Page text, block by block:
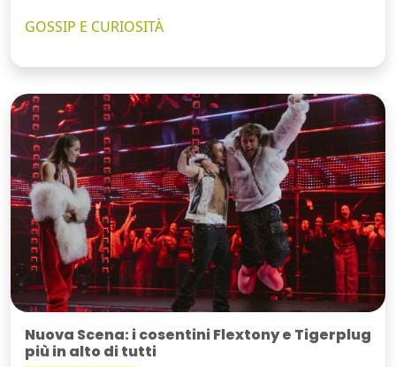
GOSSIP E CURIOSITÀ
Nuova Scena: i cosentini Flextony e Tigerplug
più in alto di tutti